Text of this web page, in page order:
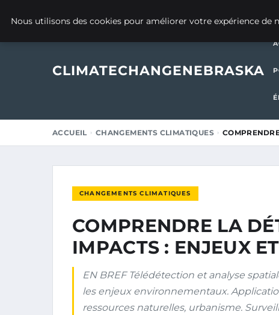
CLIMATECHANGENEBRASKA
ACCUEIL CHANGEMENTS CLIMATIQUES
CHANGEMENTS CLIMATIQUES
COMPRENDRE LA
IMPACTS : ENJEUX
EN BREF Télédétection et analyse
les enjeux environnementaux.
ressources naturelles, urbanisme.
Nous utilisons des cookies pour améliorer votre expérience